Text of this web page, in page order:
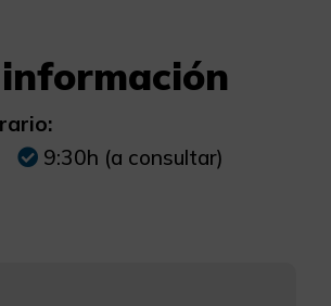
9:30h (a consultar)